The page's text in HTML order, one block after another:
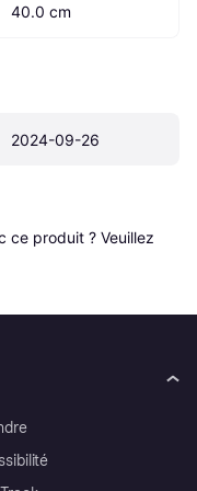
40.0 cm
2024-09-26
ce produit ? Veuillez